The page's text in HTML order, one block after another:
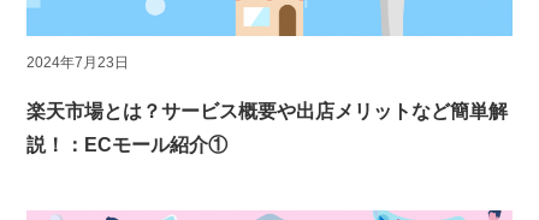
2024年7月23日
楽天市場とは？サービス概要や出店メリットなど簡単解
説！：ECモール紹介①